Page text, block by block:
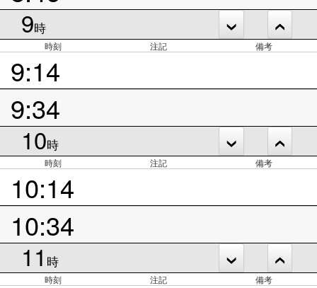
9時
時刻 注記 備考
9:14
9:34
10時
時刻 注記 備考
10:14
10:34
11 時
時刻 注記 備考